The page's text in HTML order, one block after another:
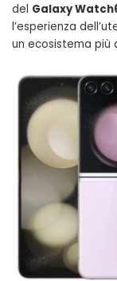
del Galaxy
l’esperienza
un ecosistema più